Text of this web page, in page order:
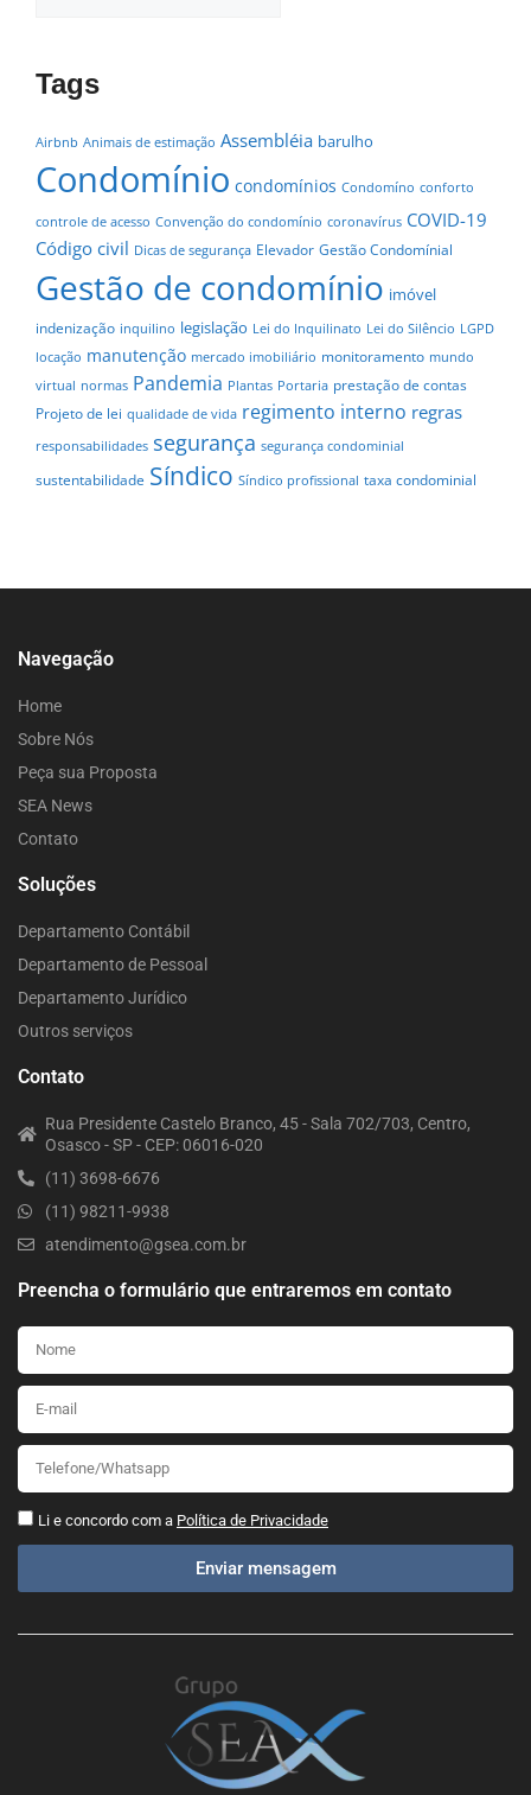
Tags
Airbnb Animais de estimação Assembléia barulho
Condomínio condomínios Condomíno conforto
controle de acesso Convenção do condomínio coronavírus COVID-19
Código civil Dicas de segurança Elevador Gestão Condomínial
Gestão de condomínio imóvel
indenização inquilino legislação Lei do Inquilinato Lei do Silêncio LGPD
locação manutenção mercado imobiliário monitoramento mundo
virtual normas Pandemia Plantas Portaria prestação de contas
Projeto de lei qualidade de vida regimento interno regras
responsabilidades segurança segurança condominial
sustentabilidade Síndico Síndico profissional taxa condominial
Navegação
Home
Sobre Nós
Peça sua Proposta
SEA News
Contato
Soluções
Departamento Contábil
Departamento de Pessoal
Departamento Jurídico
Outros serviços
Contato
Rua Presidente Castelo Branco, 45 - Sala 702/703, Centro,
Osasco - SP - CEP: 06016-020
(11) 3698-6676
(11) 98211-9938
atendimento@gsea.com.br
Preencha o formulário que entraremos em contato
Li e concordo com a Política de Privacidade
Enviar mensagem